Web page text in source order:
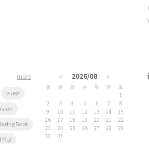
vuejs
Boot
학교
more « 2026/08 »
일 월 화 수 목 금
토
1
2
3 4 5 6 7
8
9
10 11 12 13 14
15
16
17 18 19 20 21
22
23
24 25 26 27 28
29
30
31